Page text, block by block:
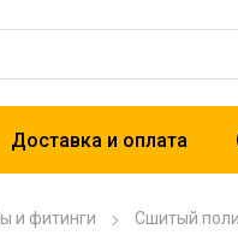
Доставка и оплата
и фитинги Сшитый